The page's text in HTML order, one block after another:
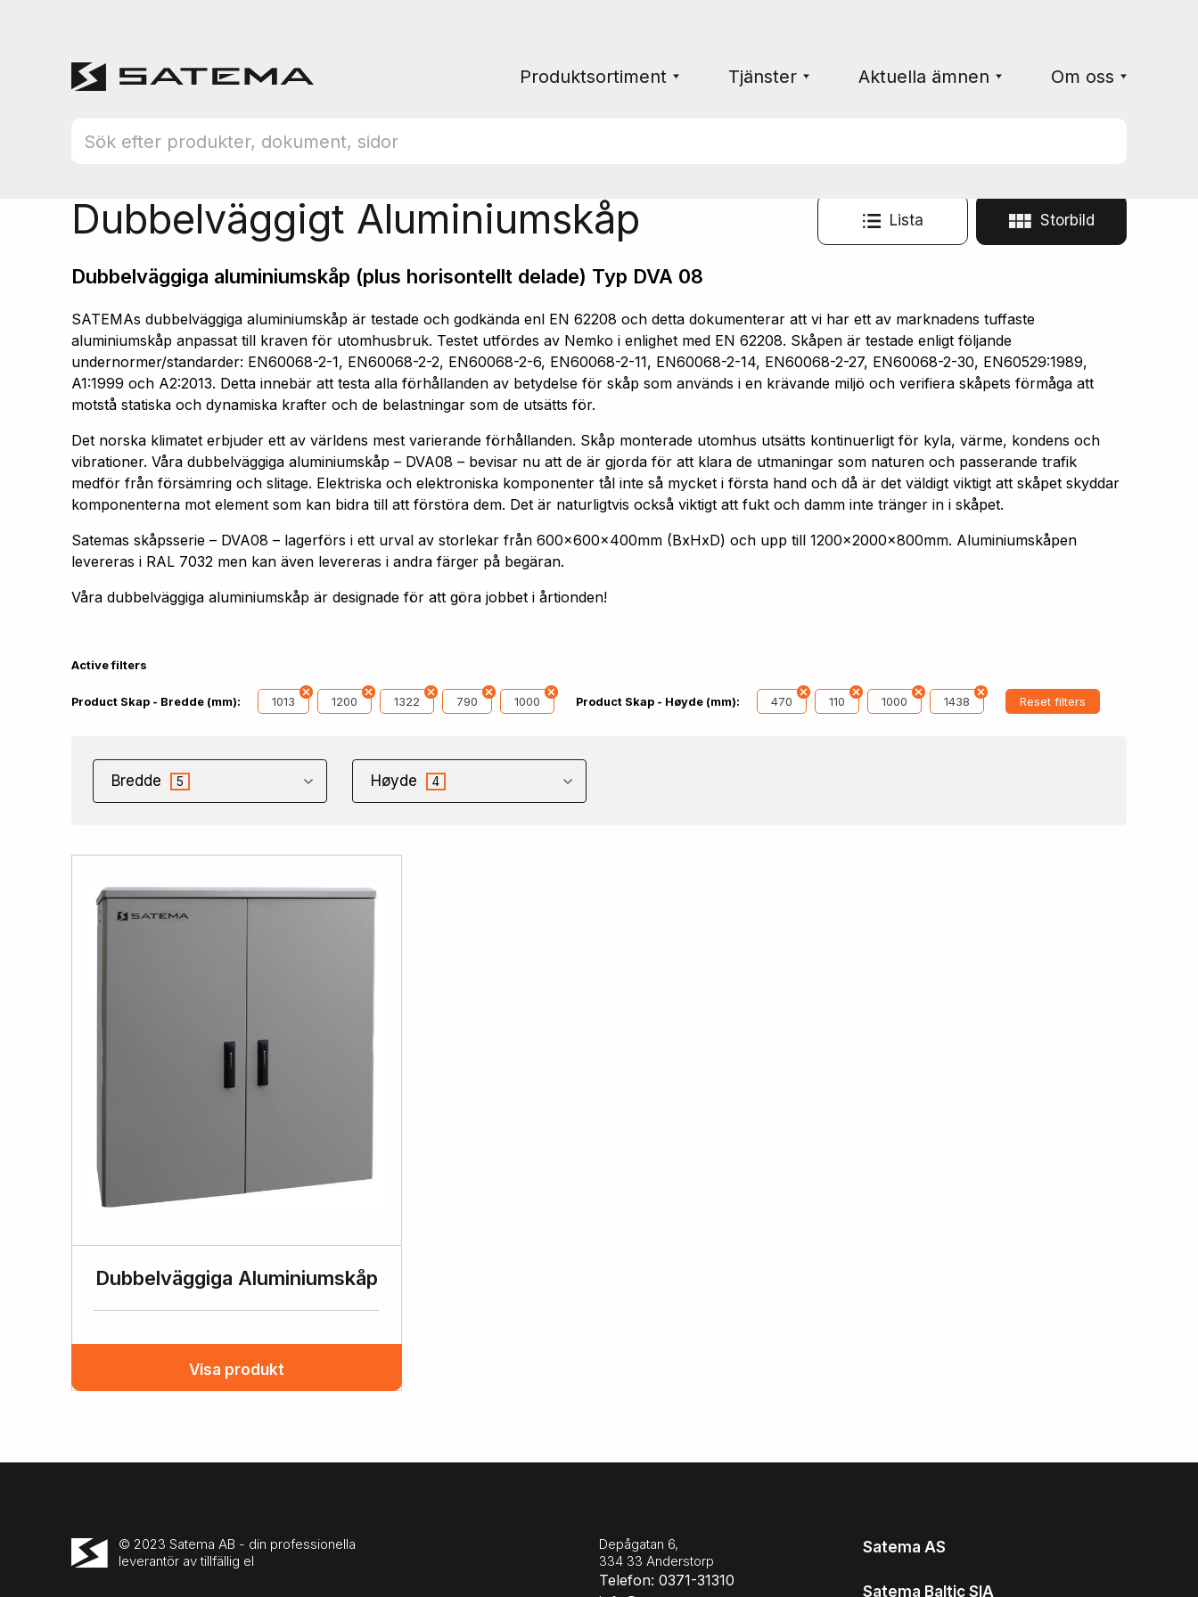
Produktsortiment Tjänster Aktuella ämnen Om oss
Hem Produktsortiment Aluminiumskåp
Dubbelväggigt Aluminiumskåp Lista Storbild
Dubbelväggiga aluminiumskåp (plus horisontellt delade) Typ DVA 08
SATEMAs dubbelväggiga aluminiumskåp är testade och godkända enl EN 62208 och detta dokumenterar att vi har ett av marknadens tuffaste
aluminiumskåp anpassat till kraven för utomhusbruk. Testet utfördes av Nemko i enlighet med EN 62208. Skåpen är testade enligt följande
undernormer/standarder: EN60068-2-1, EN60068-2-2, EN60068-2-6, EN60068-2-11, EN60068-2-14, EN60068-2-27, EN60068-2-30, EN60529:1989,
A1:1999 och A2:2013. Detta innebär att testa alla förhållanden av betydelse för skåp som används i en krävande miljö och verifiera skåpets förmåga att
motstå statiska och dynamiska krafter och de belastningar som de utsätts för.
Det norska klimatet erbjuder ett av världens mest varierande förhållanden. Skåp monterade utomhus utsätts kontinuerligt för kyla, värme, kondens och
vibrationer. Våra dubbelväggiga aluminiumskåp – DVA08 – bevisar nu att de är gjorda för att klara de utmaningar som naturen och passerande trafik
medför från försämring och slitage. Elektriska och elektroniska komponenter tål inte så mycket i första hand och då är det väldigt viktigt att skåpet skyddar
komponenterna mot element som kan bidra till att förstöra dem. Det är naturligtvis också viktigt att fukt och damm inte tränger in i skåpet.
Satemas skåpsserie – DVA08 – lagerförs i ett urval av storlekar från 600x600x400mm (BxHxD) och upp till 1200x2000x800mm. Aluminiumskåpen
levereras i RAL 7032 men kan även levereras i andra färger på begäran.
Våra dubbelväggiga aluminiumskåp är designade för att göra jobbet i årtionden!
Active filters
Product Skap - Bredde (mm): 1013 1200 1322 790 1000 Product Skap - Høyde (mm): 470 110 1000 1438 Reset filters
Bredde 5 Høyde 4
Dubbelväggiga Aluminiumskåp
Visa produkt
© 2023 Satema AB - din professionella
leverantör av tillfällig el
Depågatan 6,
334 33 Anderstorp
Telefon: 0371-31310
Satema AS
Satema Baltic SIA